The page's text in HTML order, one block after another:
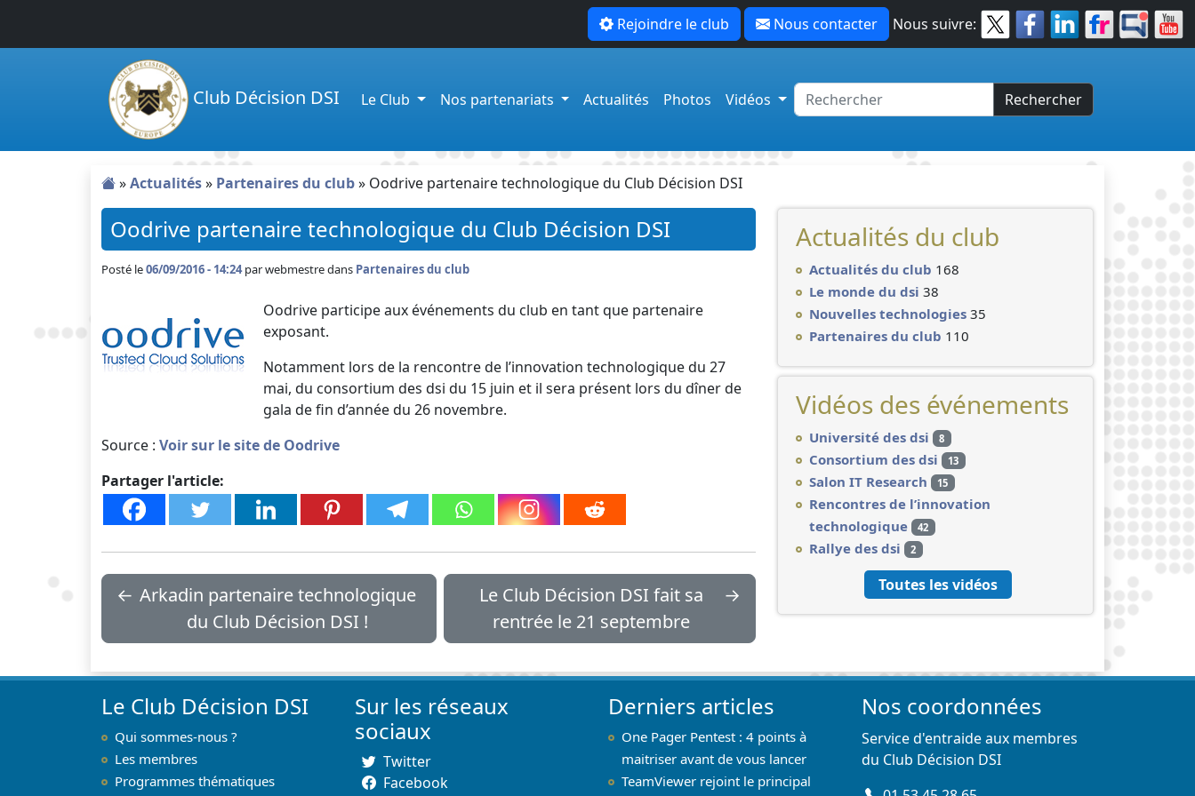
Rejoindre le club Nous contacter Nous suivre:
Club Décision DSI Le Club Nos partenariats Actualités Photos Vidéos Rechercher
»Actualités» Partenaires du club» Oodrive partenaire technologique du Club Décision DSI
Oodrive partenaire technologique du Club Décision DSI
Posté le06/09/2016 - 14:24 parwebmestre dans Partenaires du club
Oodrive participe aux événements du club en tant que partenaire
exposant.
Notamment lors de la rencontre de l’innovation technologique du 27
mai, du consortium des dsi du 15 juin et il sera présent lors du dîner de
gala de fin d’année du 26 novembre.
Source : Voir sur le site de Oodrive
Partager l'article:
← Arkadin partenaire technologique
du Club Décision DSI !
Le Club Décision DSI fait sa
rentrée le 21 septembre
→
Actualités du club
Actualités du club 168
Le monde du dsi 38
Nouvelles technologies 35
Partenaires du club 110
Vidéos des événements
Université des dsi 8
Consortium des dsi 13
Salon IT Research 15
Rencontres de l’innovation
technologique
42
Rallye des dsi 2
Toutes les vidéos
Le Club Décision DSI
Qui sommes-nous ?
Les membres
Programmes thématiques
Sur les réseaux
sociaux
Twitter
Facebook
Derniers articles
One Pager Pentest : 4 points à
maitriser avant de vous lancer
TeamViewer rejoint le principal
Nos coordonnées
Service d'entraide aux membres
du Club Décision DSI